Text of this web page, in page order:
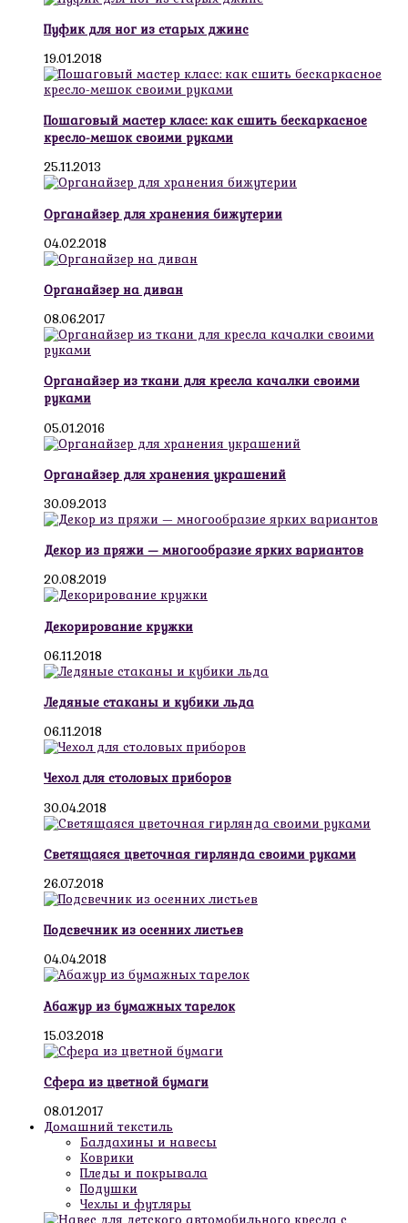
Пуфик для ног из старых джинс
19.01.2018
Пошаговый мастер класс: как сшить бескаркасное
кресло-мешок своими руками
25.11.2013
Органайзер для хранения бижутерии
04.02.2018
Органайзер на диван
08.06.2017
Органайзер из ткани для кресла качалки своими
руками
05.01.2016
Органайзер для хранения украшений
30.09.2013
Декор из пряжи — многообразие ярких вариантов
20.08.2019
Декорирование кружки
06.11.2018
Ледяные стаканы и кубики льда
06.11.2018
Чехол для столовых приборов
30.04.2018
Светящаяся цветочная гирлянда своими руками
26.07.2018
Подсвечник из осенних листьев
04.04.2018
Абажур из бумажных тарелок
15.03.2018
Сфера из цветной бумаги
08.01.2017
Домашний текстиль
Балдахины и навесы
Коврики
Пледы и покрывала
Подушки
Чехлы и футляры